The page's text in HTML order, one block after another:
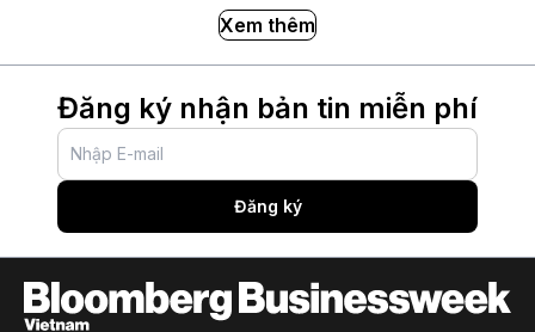
Xem thêm
Đăng ký nhận bản tin miễn phí
Đăng ký